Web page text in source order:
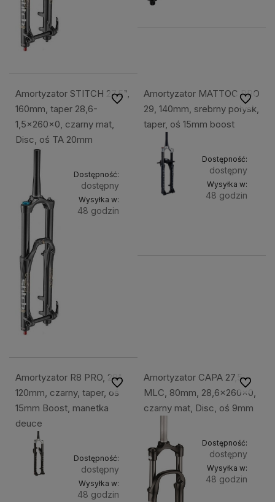
Amortyzator STITCH 27,5",
160mm, taper 28,6-
1,5x260x0, czarny mat,
Disc, oś TA 20mm
Dostępność:
dostępny
Wysyłka w:
48 godzin
koszyka
Do ulubionychAmortyzator MATTOC PRO
29, 140mm, srebrny połysk,
taper, oś 15mm boost
Dostępność:
dostępny
Wysyłka w:
48 godzin
Do
Amortyzator R8 PRO, 29",
120mm, czarny, taper, oś
15mm Boost, manetka
deuce
Dostępność:
dostępny
Wysyłka w:
48 godzin
Do ulubionychAmortyzator CAPA 27,5
MLC, 80mm, 28,6x260x0,
czarny mat, Disc, oś 9mm
Dostępność:
dostępny
Wysyłka w:
48 godzin
Do